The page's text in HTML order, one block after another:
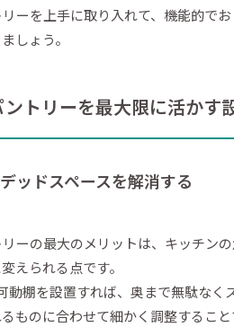
ーを上手に取り入れて、機能的で
しょう。
ントリーを最大限に活かす
ッドスペースを解消する
ーの最大のメリットは、キッチン
えられる点です。
動棚を設置すれば、奥まで無駄なく
ものに合わせて細かく調整するこ